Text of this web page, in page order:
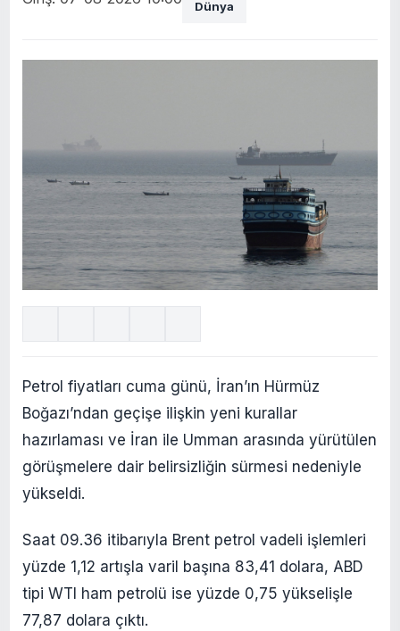
Dünya
Petrol fiyatları cuma günü, İran’ın Hürmüz
Boğazı’ndan geçişe ilişkin yeni kurallar
hazırlaması ve İran ile Umman arasında yürütülen
görüşmelere dair belirsizliğin sürmesi nedeniyle
yükseldi.
Saat 09.36 itibarıyla Brent petrol vadeli işlemleri
yüzde 1,12 artışla varil başına 83,41 dolara, ABD
tipi WTI ham petrolü ise yüzde 0,75 yükselişle
77,87 dolara çıktı.